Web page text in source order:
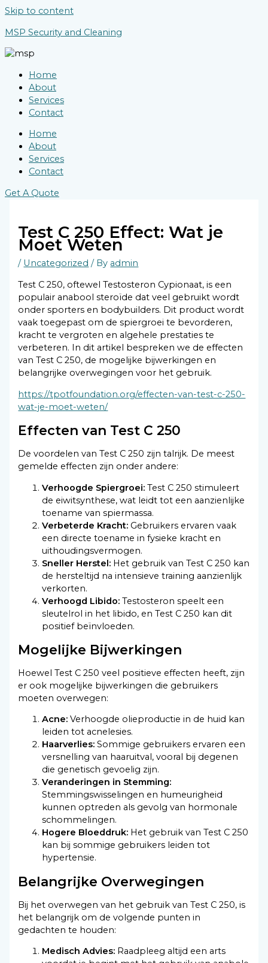
Skip to content
MSP Security and Cleaning
Home
About
Services
Contact
Home
About
Services
Contact
Get A Quote
Test C 250 Effect: Wat je
Moet Weten
/ Uncategorized / By admin
Test C 250, oftewel Testosteron Cypionaat, is een
populair anabool steroïde dat veel gebruikt wordt
onder sporters en bodybuilders. Dit product wordt
vaak toegepast om de spiergroei te bevorderen,
kracht te vergroten en algehele prestaties te
verbeteren. In dit artikel bespreken we de effecten
van Test C 250, de mogelijke bijwerkingen en
belangrijke overwegingen voor het gebruik.
https://tpotfoundation.org/effecten-van-test-c-250-
wat-je-moet-weten/
Effecten van Test C 250
De voordelen van Test C 250 zijn talrijk. De meest
gemelde effecten zijn onder andere:
Verhoogde Spiergroei: Test C 250 stimuleert
de eiwitsynthese, wat leidt tot een aanzienlijke
toename van spiermassa.
Verbeterde Kracht: Gebruikers ervaren vaak
een directe toename in fysieke kracht en
uithoudingsvermogen.
Sneller Herstel: Het gebruik van Test C 250 kan
de hersteltijd na intensieve training aanzienlijk
verkorten.
Verhoogd Libido: Testosteron speelt een
sleutelrol in het libido, en Test C 250 kan dit
positief beïnvloeden.
Mogelijke Bijwerkingen
Hoewel Test C 250 veel positieve effecten heeft, zijn
er ook mogelijke bijwerkingen die gebruikers
moeten overwegen:
Acne: Verhoogde olieproductie in de huid kan
leiden tot acnelesies.
Haarverlies: Sommige gebruikers ervaren een
versnelling van haaruitval, vooral bij degenen
die genetisch gevoelig zijn.
Veranderingen in Stemming:
Stemmingswisselingen en humeurigheid
kunnen optreden als gevolg van hormonale
schommelingen.
Hogere Bloeddruk: Het gebruik van Test C 250
kan bij sommige gebruikers leiden tot
hypertensie.
Belangrijke Overwegingen
Bij het overwegen van het gebruik van Test C 250, is
het belangrijk om de volgende punten in
gedachten te houden:
Medisch Advies: Raadpleeg altijd een arts